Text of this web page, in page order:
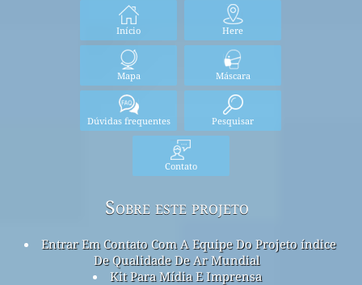
Início Here
Mapa Máscara
Dúvidas frequentes Pesquisar
Contato
Sobre este projeto
Entrar Em Contato Com A Equipe Do Projeto índice
De Qualidade De Ar Mundial
Kit Para Mídia E Imprensa